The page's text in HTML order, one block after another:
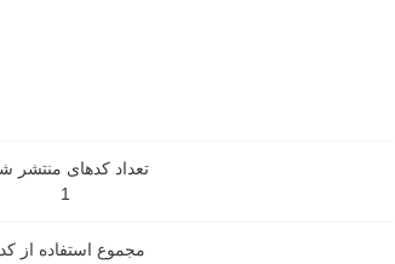
تعداد کدهای منتشر
1
مجموع استفاده از